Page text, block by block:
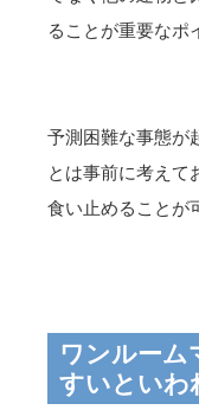
ることが重要なポ
予測困難な事態が
とは事前に考えて
食い止めることが
ワンルーム
すいといわ